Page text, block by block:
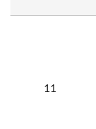
11